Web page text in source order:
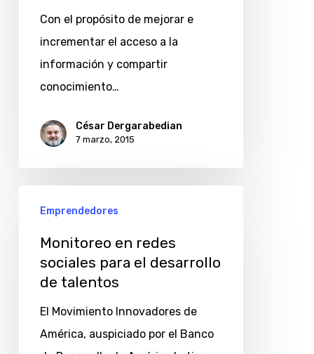
Con el propósito de mejorar e
incrementar el acceso a la
información y compartir
conocimiento…
César Dergarabedian
7 marzo, 2015
redes
sociales
para
desarrollo
Emprendedores
Monitoreo en redes
sociales para el desarrollo
de talentos
El Movimiento Innovadores de
América, auspiciado por el Banco